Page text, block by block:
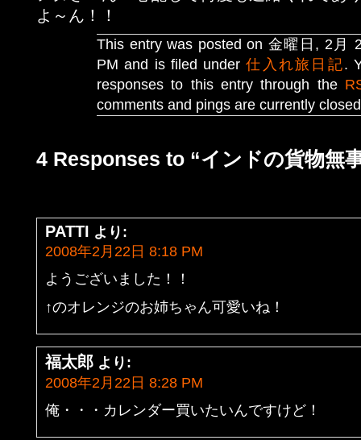
よ～ん！！
This entry was posted on 金曜日, 2月
PM and is filed under仕入れ旅日記.
responses to this entry through the
comments and pings are currently
4 Responses to “インドの貨物無
PATTI より:
2008年2月22日 8:18 PM
ようございました！！
↑のオレンジのお姉ちゃん可愛いね！
福太郎 より:
2008年2月22日 8:28 PM
俺・・・カレンダー買いたいんですけど！